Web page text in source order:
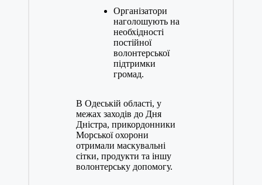
Організатори
наголошують на
необхідності
постійної
волонтерської
підтримки
громад.
В Одеській області, у
межах заходів до Дня
Дністра, прикордонники
Морської охорони
отримали маскувальні
сітки, продукти та іншу
волонтерську допомогу.